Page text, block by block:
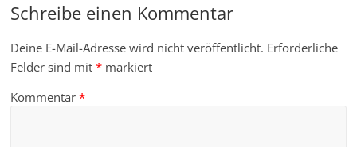
Schreibe einen Kommentar
Deine E-Mail-Adresse wird nicht veröffentlicht. Erforderliche
Felder sind mit* markiert
Kommentar*